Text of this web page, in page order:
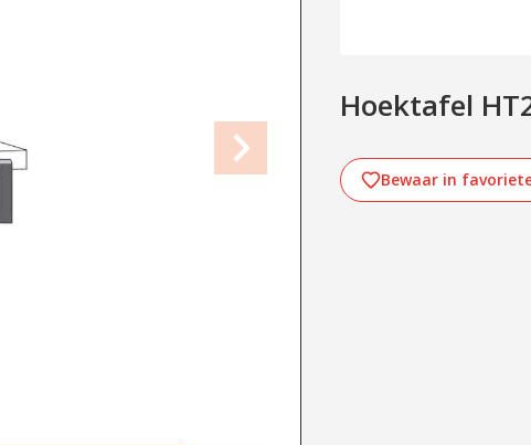
Hoektafel
Bewaar in